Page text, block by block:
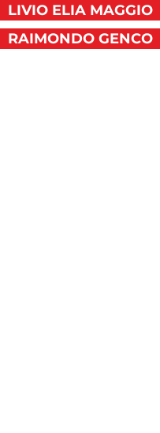
LIVIO ELIA MAGGIO
RAIMONDO GENCO